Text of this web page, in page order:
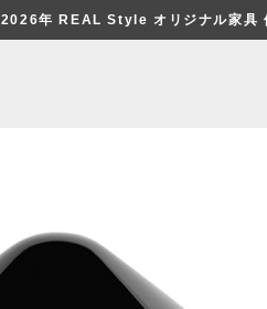
2026年 REAL Style オリジナル家具